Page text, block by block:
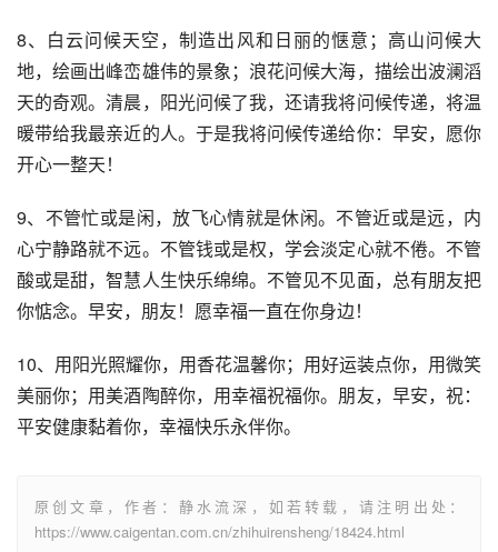
8、白云问候天空，制造出风和日丽的惬意；高山问候大
地，绘画出峰峦雄伟的景象；浪花问候大海，描绘出波澜滔
天的奇观。清晨，阳光问候了我，还请我将问候传递，将温
暖带给我最亲近的人。于是我将问候传递给你：早安，愿你
开心一整天！
9、不管忙或是闲，放飞心情就是休闲。不管近或是远，内
心宁静路就不远。不管钱或是权，学会淡定心就不倦。不管
酸或是甜，智慧人生快乐绵绵。不管见不见面，总有朋友把
你惦念。早安，朋友！愿幸福一直在你身边！
10、用阳光照耀你，用香花温馨你；用好运装点你，用微笑
美丽你；用美酒陶醉你，用幸福祝福你。朋友，早安，祝：
平安健康黏着你，幸福快乐永伴你。
原创文章，作者：静水流深，如若转载，请注明出处：
https://www.caigentan.com.cn/zhihuirensheng/18424.html